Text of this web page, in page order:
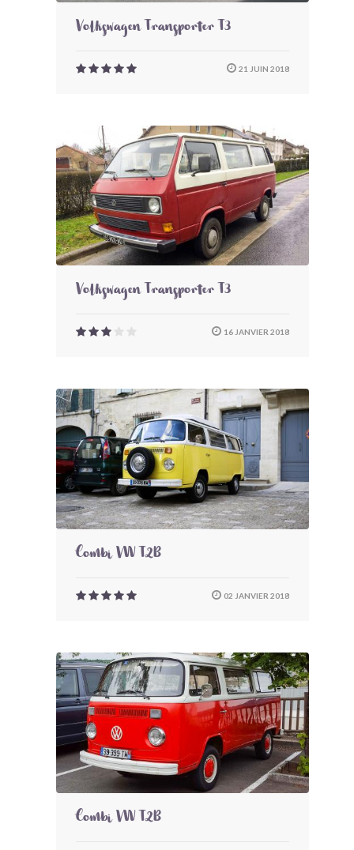
Volkswagen Transporter T3
21 JUIN 2018
Volkswagen Transporter T3
16 JANVIER 2018
Combi VW T2B
02 JANVIER 2018
Combi VW T2B